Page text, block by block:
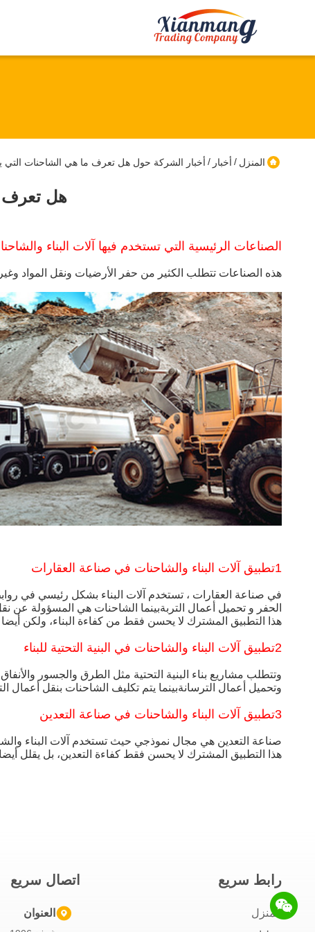
المنزل / أخبار / أخبار الشركة حول هل تعرف ما هي الشاحنات التي
هل تعرف
الصناعات الرئيسية التي تستخدم فيها آلات البناء
هذه الصناعات تتطلب الكثير من حفر الأرضيات ونقل المواد
1تطبيق آلات البناء والشاحنات في صناعة العقارات
في صناعة العقارات ، تستخدم آلات البناء بشكل رئيسي في
الحفر و تحميل أعمال التربةبينما الشاحنات هي المسؤولة عن
هذا التطبيق المشترك لا يحسن فقط من كفاءة البناء، ولكن أيضا
2تطبيق آلات البناء والشاحنات في البنية التحتية للبناء
وتتطلب مشاريع بناء البنية التحتية مثل الطرق والجسور
وتحميل أعمال الترسانةبينما يتم تكليف الشاحنات بنقل أعمال
3تطبيق آلات البناء والشاحنات في صناعة التعدين
صناعة التعدين هي مجال نموذجي حيث تستخدم آلات البناء
هذا التطبيق المشترك لا يحسن فقط كفاءة التعدين، بل يقلل
رابط سريع
المنزل
اتصال سريع
العنوان